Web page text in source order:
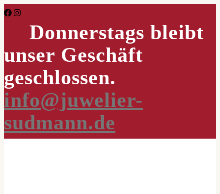
Skip
to
Donnerstags bleibt
unser Geschäft
geschlossen.
info@juwelier-
sudmann.de